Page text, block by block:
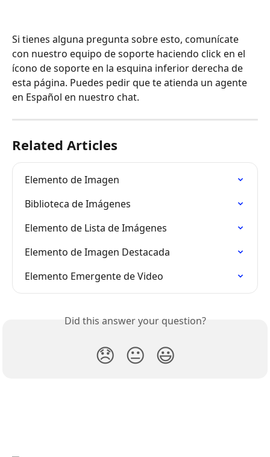
Si tienes alguna pregunta sobre esto, comunícate
con nuestro equipo de soporte haciendo click en el
ícono de soporte en la esquina inferior derecha de
esta página. Puedes pedir que te atienda un agente
en Español en nuestro chat.
Related Articles
Elemento de Imagen
Biblioteca de Imágenes
Elemento de Lista de Imágenes
Elemento de Imagen Destacada
Elemento Emergente de Video
Did this answer your question?
😞 😐 😃